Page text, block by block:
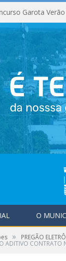
Garota
O
» PREGÃO
ADITIVO CONTRATO